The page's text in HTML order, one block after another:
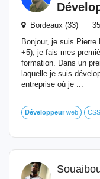
Bordeaux (33)
Bonjour, je suis
+5), je fais mes
formation. Dans un
laquelle je suis
entreprise où je ...
Développeur web